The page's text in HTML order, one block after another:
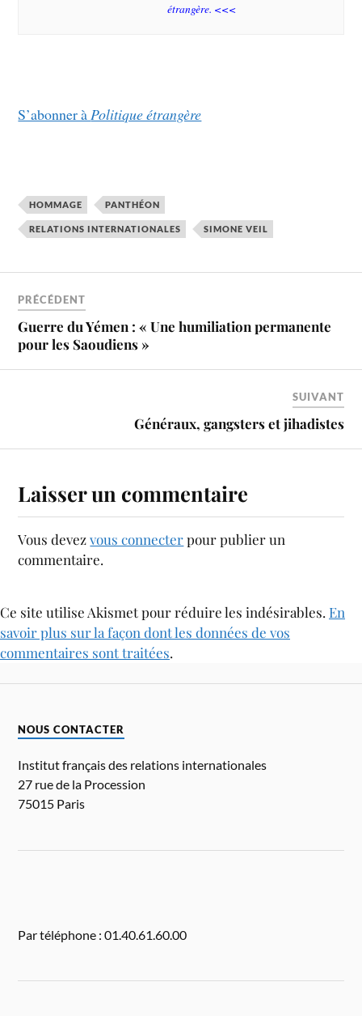
étrangère. <<<
S’abonner à Politique étrangère
HOMMAGE PANTHÉON
RELATIONS INTERNATIONALES SIMONE VEIL
PRÉCÉDENT
Guerre du Yémen : « Une humiliation permanente
pour les Saoudiens »
SUIVANT
Généraux, gangsters et jihadistes
Laisser un commentaire
Vous devezvous connecterpour publier un
commentaire.
Ce site utilise Akismet pour réduire les indésirables. En
savoir plus sur la façon dont les données de vos
commentaires sont traitées.
NOUS CONTACTER
Institut français des relations internationales
27 rue de la Procession
75015 Paris
Par téléphone : 01.40.61.60.00